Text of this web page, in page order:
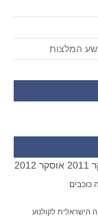
אוסקר 2012
כוכבים
הישראלית לקולנוע